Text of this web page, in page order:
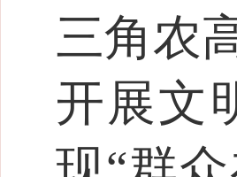
三角农
开展文